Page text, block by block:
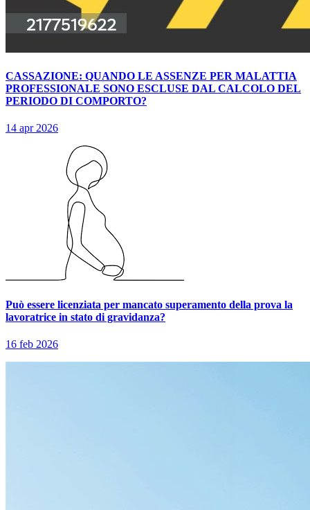
CASSAZIONE: QUANDO LE ASSENZE PER MALATTIA
PROFESSIONALE SONO ESCLUSE DAL CALCOLO DEL
PERIODO DI COMPORTO?
14 apr 2026
Può essere licenziata per mancato superamento della prova la
lavoratrice in stato di gravidanza?
16 feb 2026